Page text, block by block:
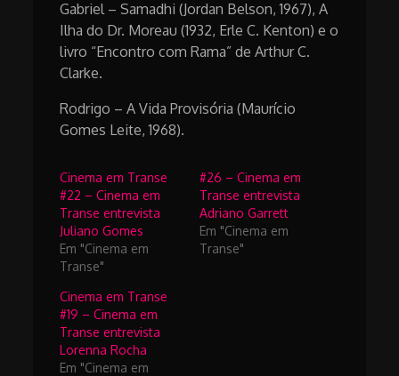
Gabriel – Samadhi (Jordan Belson, 1967), A
Ilha do Dr. Moreau (1932, Erle C. Kenton) e o
livro “Encontro com Rama” de Arthur C.
Clarke.
Rodrigo – A Vida Provisória (Maurício
Gomes Leite, 1968).
Cinema em Transe
#22 – Cinema em
Transe entrevista
Juliano Gomes
Em "Cinema em
Transe"
#26 – Cinema em
Transe entrevista
Adriano Garrett
Em "Cinema em
Transe"
Cinema em Transe
#19 – Cinema em
Transe entrevista
Lorenna Rocha
Em "Cinema em